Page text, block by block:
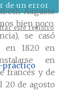
Auguste
bien poco.
, se casó
en 1820 en
en
francés y de
20 de agosto
de un error
este registro
práctico